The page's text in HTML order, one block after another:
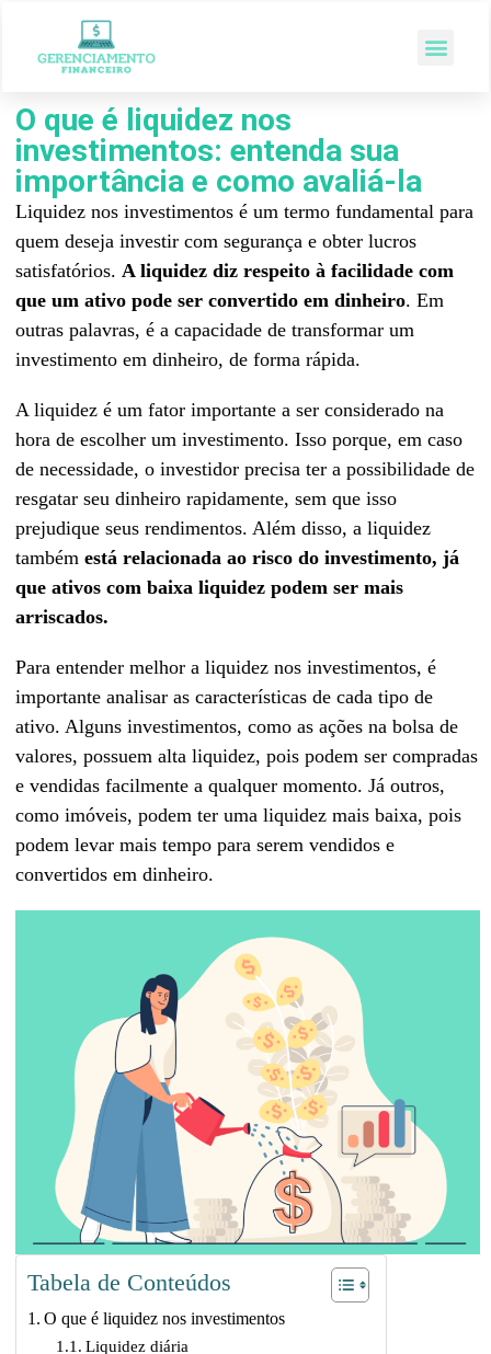
O que é liquidez nos
investimentos: entenda sua
importância e como avaliá-la
Liquidez nos investimentos é um termo fundamental para
quem deseja investir com segurança e obter lucros
satisfatórios. A liquidez diz respeito à facilidade com
que um ativo pode ser convertido em dinheiro. Em
outras palavras, é a capacidade de transformar um
investimento em dinheiro, de forma rápida.
A liquidez é um fator importante a ser considerado na
hora de escolher um investimento. Isso porque, em caso
de necessidade, o investidor precisa ter a possibilidade de
resgatar seu dinheiro rapidamente, sem que isso
prejudique seus rendimentos. Além disso, a liquidez
também está relacionada ao risco do investimento, já
que ativos com baixa liquidez podem ser mais
arriscados.
Para entender melhor a liquidez nos investimentos, é
importante analisar as características de cada tipo de
ativo. Alguns investimentos, como as ações na bolsa de
valores, possuem alta liquidez, pois podem ser compradas
e vendidas facilmente a qualquer momento. Já outros,
como imóveis, podem ter uma liquidez mais baixa, pois
podem levar mais tempo para serem vendidos e
convertidos em dinheiro.
Tabela de Conteúdos
O que é liquidez nos investimentos
Liquidez diária